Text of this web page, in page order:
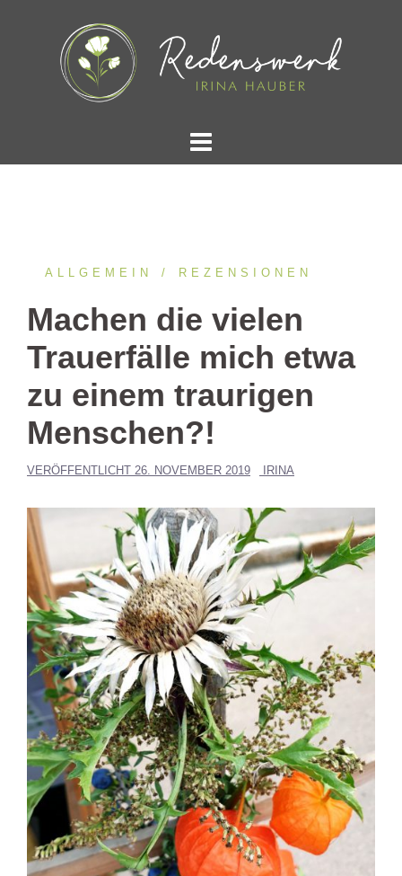
ALLGEMEIN REZENSIONEN
Machen die vielen
Trauerfälle mich etwa
zu einem traurigen
Menschen?!
VERÖFFENTLICHT 26. NOVEMBER 2019 IRINA